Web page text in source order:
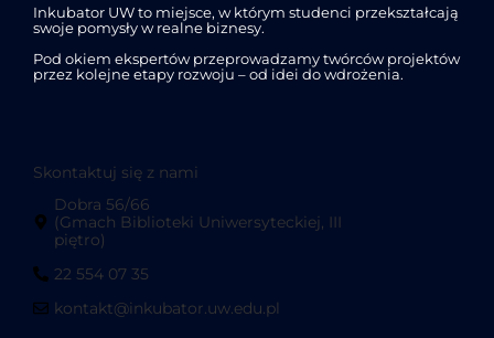
Inkubator UW to miejsce, w którym studenci przekształcają
swoje pomysły w realne biznesy.
Pod okiem ekspertów przeprowadzamy twórców projektów
przez kolejne etapy rozwoju – od idei do wdrożenia.
Skontaktuj się z nami
Dobra 56/66
(Gmach Biblioteki Uniwersyteckiej, III
piętro)
22 554 07 35
kontakt@inkubator.uw.edu.pl